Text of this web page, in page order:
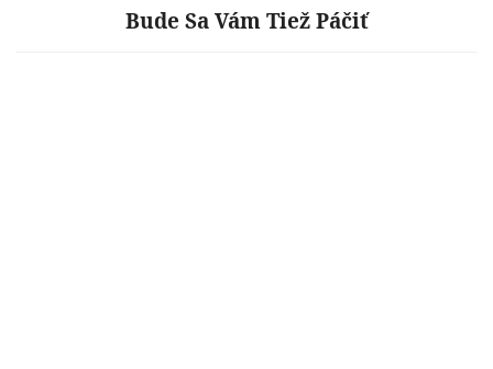
Bude Sa Vám Tiež Páčiť